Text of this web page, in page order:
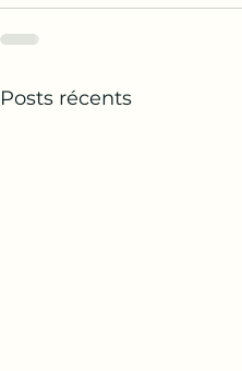
Posts récents